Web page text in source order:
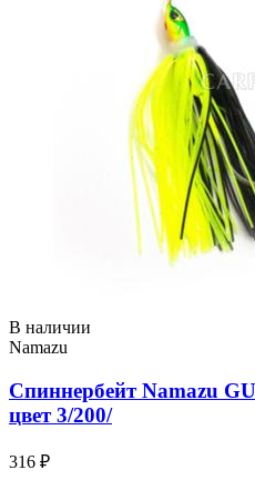
В наличии
Namazu
Спиннербейт Namazu
цвет 3/200/
316 ₽